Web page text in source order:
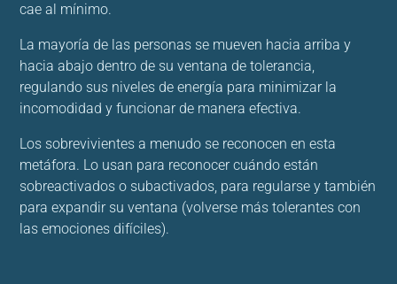
cae al mínimo.
La mayoría de las personas se mueven hacia arriba y
hacia abajo dentro de su ventana de tolerancia,
regulando sus niveles de energía para minimizar la
incomodidad y funcionar de manera efectiva.
Los sobrevivientes a menudo se reconocen en esta
metáfora. Lo usan para reconocer cuándo están
sobreactivados o subactivados, para regularse y también
para expandir su ventana (volverse más tolerantes con
las emociones difíciles).